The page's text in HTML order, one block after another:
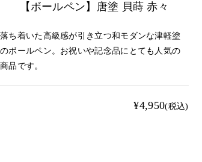
【ボールペン】唐塗 貝蒔 赤々
落ち着いた高級感が引き立つ和モダンな津軽塗
のボールペン。お祝いや記念品にとても人気の
商品です。
¥4,950(税込)